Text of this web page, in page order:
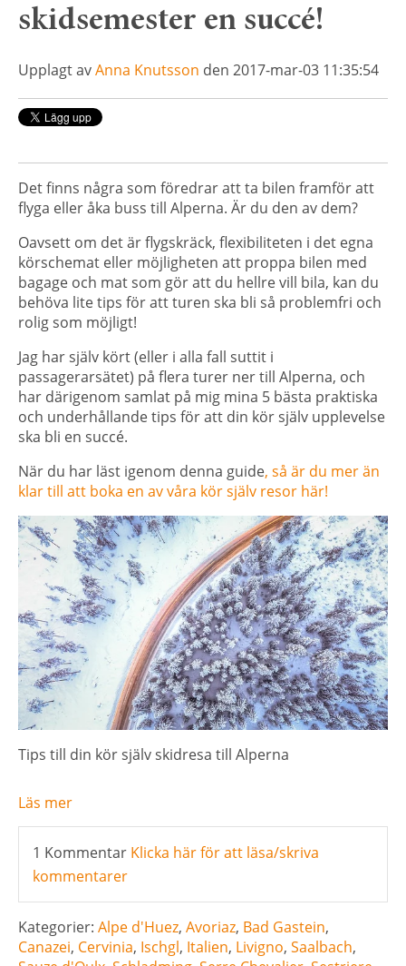
skidsemester en succé!
Upplagt avAnna Knutsson den 2017-mar-03 11:35:54
Det finns några som föredrar att ta bilen framför att
flyga eller åka buss till Alperna. Är du den av dem?
Oavsett om det är flygskräck, flexibiliteten i det egna
körschemat eller möjligheten att proppa bilen med
bagage och mat som gör att du hellre vill bila, kan du
behöva lite tips för att turen ska bli så problemfri och
rolig som möjligt!
Jag har själv kört (eller i alla fall suttit i
passagerarsätet) på flera turer ner till Alperna, och
har därigenom samlat på mig mina 5 bästa praktiska
och underhållande tips för att din kör själv upplevelse
ska bli en succé.
När du har läst igenom denna guide, så är du mer än
klar till att boka en av våra kör själv resor här!
Tips till din kör själv skidresa till Alperna
Läs mer
1 Kommentar Klicka här för att läsa/skriva
kommentarer
Kategorier: Alpe d'Huez, Avoriaz, Bad Gastein,
Canazei, Cervinia, Ischgl, Italien, Livigno, Saalbach,